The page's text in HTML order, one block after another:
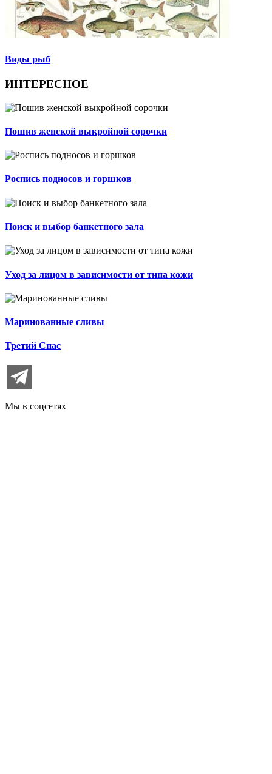
Виды рыб
ИНТЕРЕСНОЕ
Пошив женской выкройной сорочки
Роспись подносов и горшков
Поиск и выбор банкетного зала
Уход за лицом в зависимости от типа кожи
Маринованные сливы
Третий Спас
Мы в соцсетях